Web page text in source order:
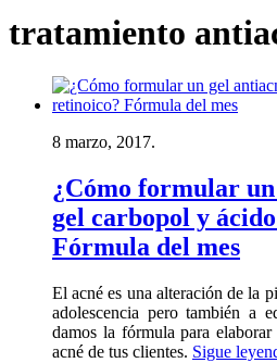
tratamiento
8 marzo, 2017.
¿Cómo formular
gel carbopol y
Fórmula del mes
El acné es una alteración de la
adolescencia pero también a
damos la fórmula para
acné de tus clientes. Sigue